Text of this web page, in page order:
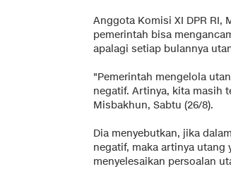
Anggota Komisi XI DPR RI,
pemerintah bisa
apalagi setiap bulannya
"Pemerintah mengelola
negatif. Artinya, kita masih
Misbakhun, Sabtu (26/8).
Dia menyebutkan, jika
negatif, maka artinya
menyelesaikan persoalan